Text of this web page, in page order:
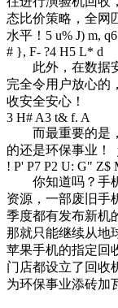
态比价策略，全网
水平！ 5 u% J) m,
# }, F- ?4 H5 L* d
此外，在数据安
完全令用户放心的
收安全安心！
3 H# A3 t& f. A
而最重要的是，
的还是环保事业！
! P' P7 P2 U: G" Z$
你知道吗？手机
资源，一部废旧手
季度都有发布新机
那就只能继续从地
苹果手机的指定回
门店都设立了回收
为环保事业添砖加